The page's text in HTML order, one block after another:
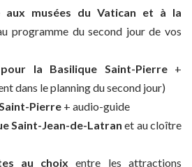
aux musées du Vatican et à la
programme du second jour de vos
la Basilique Saint-Pierre+
dans le planning du second jour)
Pierre + audio-guide
Saint-Jean-de-Latran et au cloître
au choix entre les attractions